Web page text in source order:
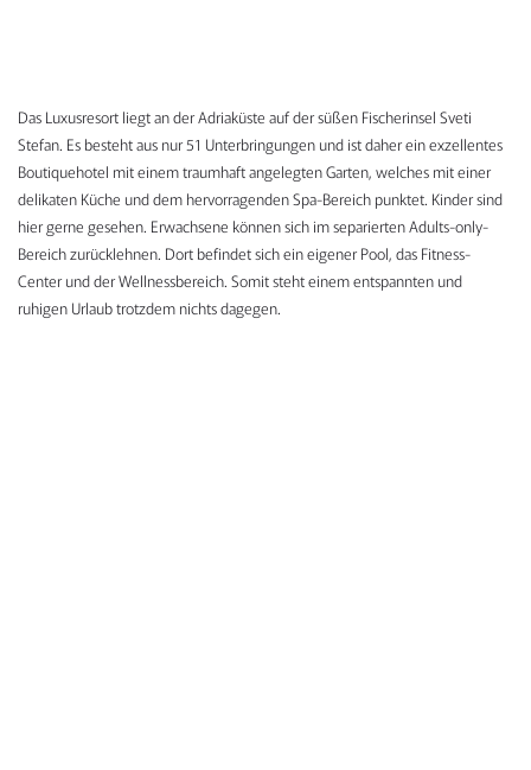
Das Luxusresort liegt an der Adriaküste auf der süßen Fischerinsel Sveti
Stefan. Es besteht aus nur 51 Unterbringungen und ist daher ein exzellentes
Boutiquehotel mit einem traumhaft angelegten Garten, welches mit einer
delikaten Küche und dem hervorragenden Spa-Bereich punktet. Kinder sind
hier gerne gesehen. Erwachsene können sich im separierten Adults-only-
Bereich zurücklehnen. Dort befindet sich ein eigener Pool, das Fitness-
Center und der Wellnessbereich. Somit steht einem entspannten und
ruhigen Urlaub trotzdem nichts dagegen.